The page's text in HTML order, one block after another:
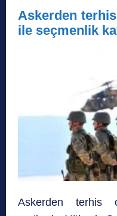
Askerden
ile seçmenlik
Askerden terhis